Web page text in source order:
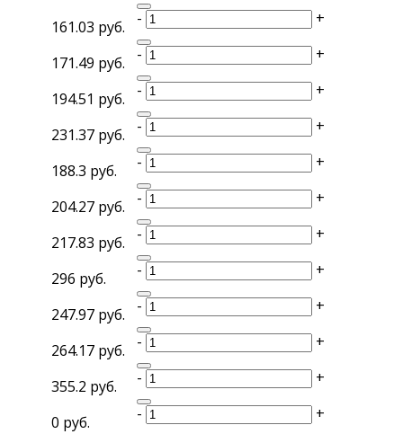
161.03 руб.
- +
171.49 руб. - +
194.51 руб. - +
231.37 руб. - +
188.3 руб. - +
204.27 руб. - +
217.83 руб. - +
296 руб. - +
247.97 руб. - +
264.17 руб. - +
355.2 руб. - +
0 руб. - +